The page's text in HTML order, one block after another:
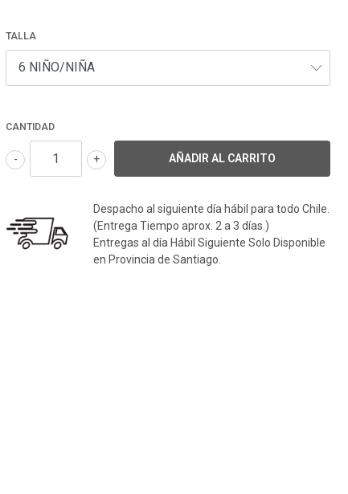
TALLA
CANTIDAD
+
-
Despacho al siguiente día hábil para todo Chile.
(Entrega Tiempo aprox. 2 a 3 días.)
Entregas al día Hábil Siguiente Solo Disponible
en Provincia de Santiago.